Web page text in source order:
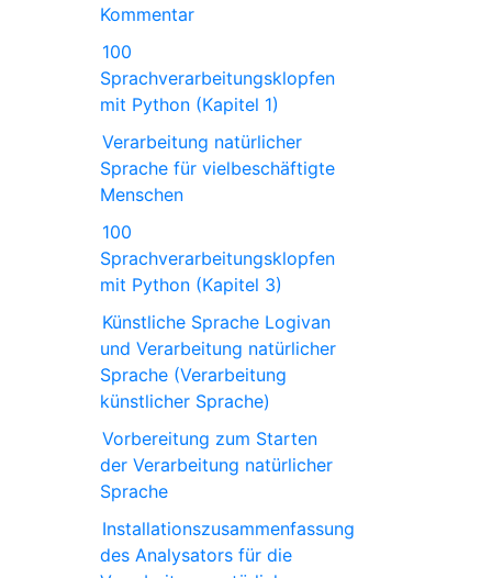
Kommentar
100
Sprachverarbeitungsklopfen
mit Python (Kapitel 1)
Verarbeitung natürlicher
Sprache für vielbeschäftigte
Menschen
100
Sprachverarbeitungsklopfen
mit Python (Kapitel 3)
Künstliche Sprache Logivan
und Verarbeitung natürlicher
Sprache (Verarbeitung
künstlicher Sprache)
Vorbereitung zum Starten
der Verarbeitung natürlicher
Sprache
Installationszusammenfassung
des Analysators für die